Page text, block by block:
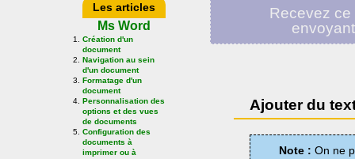
Les articles
Ms Word
Création d'un
document
Navigation au sein
d'un document
Formatage d'un
document
Personnalisation des
options et des vues
de documents
Configuration des
documents à
imprimer ou à
Recevez ce
Ajouter du
Note : On ne